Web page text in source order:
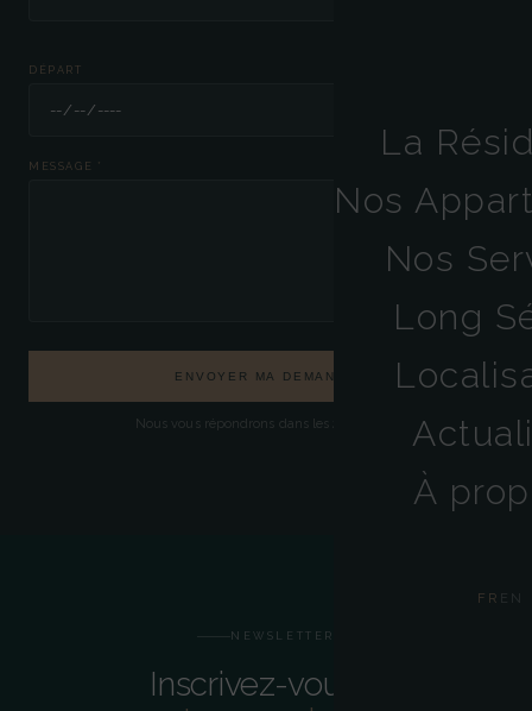
La
Nos
Nos
Long
À
FR EN
DÉPART
MESSAGE *
ENVOYER MA DEMANDE
Nous vous répondrons dans les 24 heures.
NEWSLETTER
Inscrivez-vous à